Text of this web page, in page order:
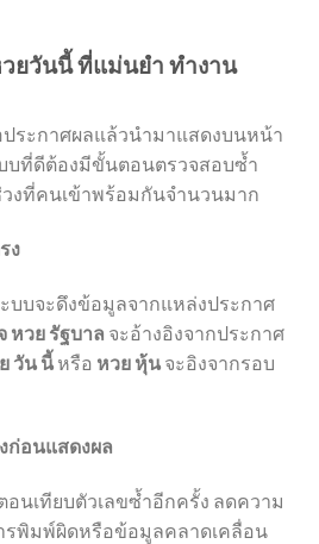
วยวันนี้ ที่แม่นยำ ทำงาน
ระกาศผลแล้วนำมาแสดงบนหน้า
บที่ดีต้องมีขั้นตอนตรวจสอบซ้ำ
งที่คนเข้าพร้อมกันจำนวนมาก
ง
บบจะดึงข้อมูลจากแหล่งประกาศ
หวย รัฐบาล จะอ้างอิงจากประกาศ
วัน นี้ หรือ หวย หุ้น จะอิงจากรอบ
ก่อนแสดงผล
นเทียบตัวเลขซ้ำอีกครั้ง ลดความ
รพิมพ์ผิดหรือข้อมูลคลาดเคลื่อน